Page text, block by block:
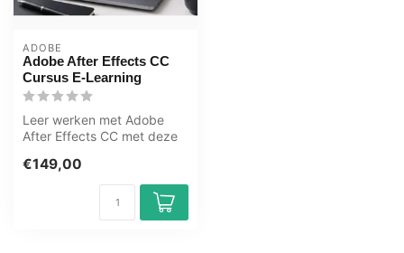
ADOBE
Adobe After Effects CC
Cursus E-Learning
Leer werken met Adobe
After Effects CC met deze
dagen to...
€149,00